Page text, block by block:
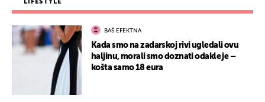
LIFESTYLE
BAŠ EFEKTNA
Kada smo na zadarskoj rivi ugledali ovu
haljinu, morali smo doznati odakle je –
košta samo 18 eura